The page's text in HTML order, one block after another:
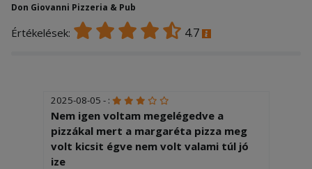
Don Giovanni Pizzeria & Pub
Értékelések: 4.7
2025-08-05 - :
Nem igen voltam megelégedve a
pizzákal mert a margaréta pizza meg
volt kicsit égve nem volt valami túl jó
ize